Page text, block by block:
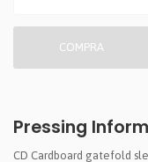
COMPRA
Pressing
CD Cardboard gatefold